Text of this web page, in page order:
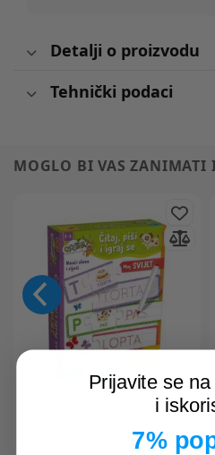
Detalji o proizvodu
Tehnički podaci
MOGLO BI VAS ZANIMATI
Prijavite se na
i
7%